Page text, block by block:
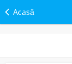
Acasă